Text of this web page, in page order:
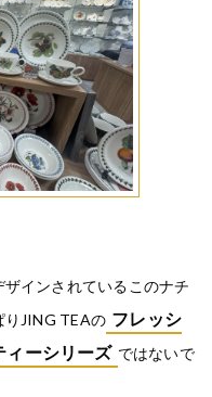
インされているこのナチ
りJING TEAの フレッシ
ィーシリーズ ではないで